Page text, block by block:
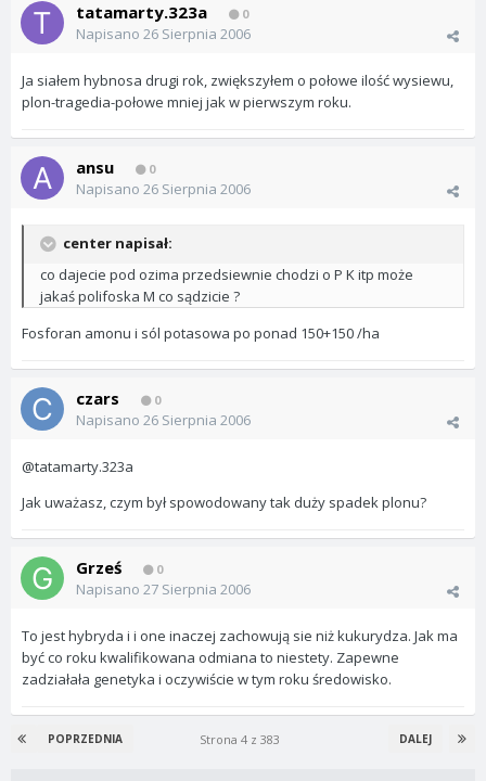
tatamarty.323a 0
Napisano 26 Sierpnia 2006
Ja siałem hybnosa drugi rok, zwiększyłem o połowe ilość wysiewu,
plon-tragedia-połowe mniej jak w pierwszym roku.
ansu 0
Napisano 26 Sierpnia 2006
center napisał:
co dajecie pod ozima przedsiewnie chodzi o P K itp może
jakaś polifoska M co sądzicie ?
Fosforan amonu i sól potasowa po ponad 150+150 /ha
czars 0
Napisano 26 Sierpnia 2006
@tatamarty.323a
Jak uważasz, czym był spowodowany tak duży spadek plonu?
Grześ 0
Napisano 27 Sierpnia 2006
To jest hybryda i i one inaczej zachowują sie niż kukurydza. Jak ma
być co roku kwalifikowana odmiana to niestety. Zapewne
zadziałała genetyka i oczywiście w tym roku średowisko.
POPRZEDNIA DALEJ
Strona 4 z 383